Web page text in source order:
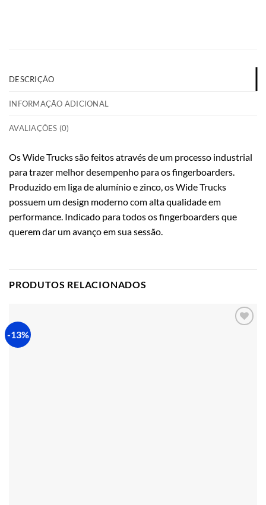
DESCRIÇÃO
INFORMAÇÃO ADICIONAL
AVALIAÇÕES (0)
Os Wide Trucks são feitos através de um processo industrial
para trazer melhor desempenho para os fingerboarders.
Produzido em liga de alumínio e zinco, os Wide Trucks
possuem um design moderno com alta qualidade em
performance. Indicado para todos os fingerboarders que
querem dar um avanço em sua sessão.
PRODUTOS RELACIONADOS
-13%